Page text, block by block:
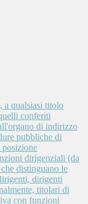
a qualsiasi titolo
conferiti
di indirizzo
pubbliche di
dirigenziali (da
distinguano le
dirigenti
titolari di
con funzioni